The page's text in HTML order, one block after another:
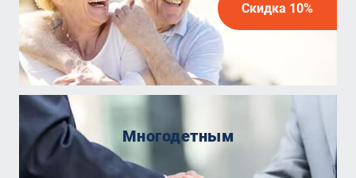
Скидка 10%
Многодетным